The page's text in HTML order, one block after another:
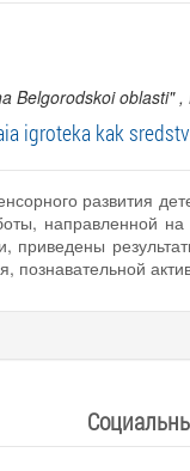
Belgorodskoi oblasti" ,
igroteka kak
развития
направленной
приведены